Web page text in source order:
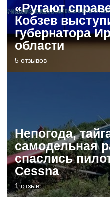
«Ругают
Кобзев
губернатора
области
5 отзывов
Непогода,
самодельная
спаслись
Cessna
1 отзыв